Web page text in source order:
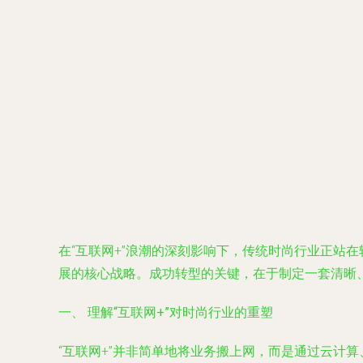
在“互联网+”浪潮的深刻影响下，传统时尚行业正站
展的核心战略。成功转型的关键，在于制定一套清
一、 理解“互联网+”对时尚行业的重塑
“互联网+”并非简单地将业务搬上网，而是通过云计